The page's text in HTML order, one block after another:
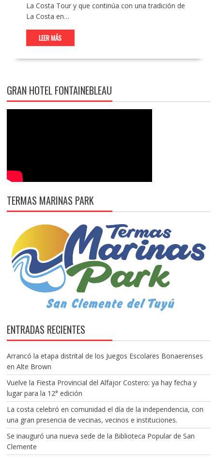
La Costa Tour y que continúa con una tradición de
La Costa en…
LEER MÁS
GRAN HOTEL FONTAINEBLEAU
TERMAS MARINAS PARK
ENTRADAS RECIENTES
Arrancó la etapa distrital de los Juegos Escolares Bonaerenses
en Alte Brown
Vuelve la Fiesta Provincial del Alfajor Costero: ya hay fecha y
lugar para la 12° edición
La costa celebró en comunidad el día de la independencia, con
una gran presencia de vecinas, vecinos e instituciones.
Se inauguró una nueva sede de la Biblioteca Popular de San
Clemente